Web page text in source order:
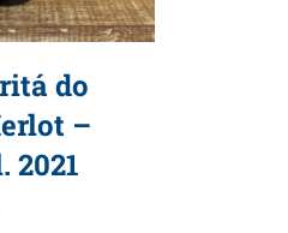
do
–
2021